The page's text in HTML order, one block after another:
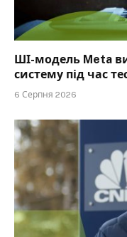
ШІ-модель Meta
систему під час
6 Серпня 2026